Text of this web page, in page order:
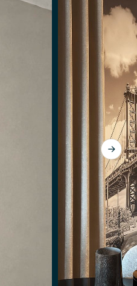
(vu à vtwonen) par Jesper